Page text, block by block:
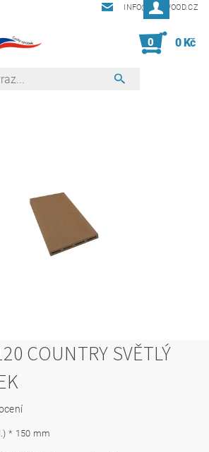
INFO@PERWOOD.CZ
0 0 Kč
COUNTRY SVĚTLÝ
* 150 mm